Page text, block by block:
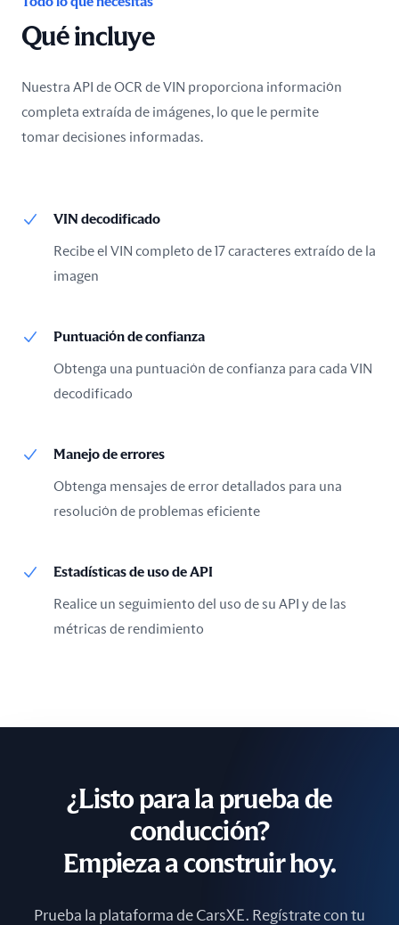
Qué incluye
Nuestra API de OCR de VIN proporciona información
completa extraída de imágenes, lo que le permite
tomar decisiones informadas.
VIN decodificado
Recibe el VIN completo de 17 caracteres extraído de la
imagen
Puntuación de confianza
Obtenga una puntuación de confianza para cada VIN
decodificado
Manejo de errores
Obtenga mensajes de error detallados para una
resolución de problemas eficiente
Estadísticas de uso de API
Realice un seguimiento del uso de su API y de las
métricas de rendimiento
¿Listo para la prueba de
conducción?
Empieza a construir hoy.
Prueba la plataforma de CarsXE. Regístrate con tu